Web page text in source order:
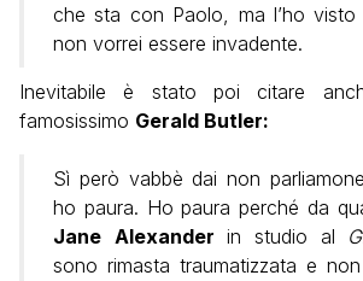
che sta con Paolo, ma l’ho
non vorrei essere invadente.
Inevitabile è stato poi citare
famosissimo Gerald Butler:
Sì però vabbè dai non
ho paura. Ho paura perché da
Jane Alexander in studio al
sono rimasta traumatizzata e